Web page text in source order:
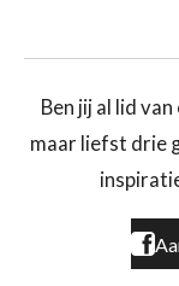
Ben jij al lid
maar liefst drie